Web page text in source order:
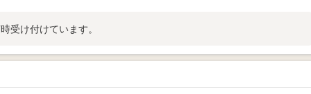
受け付けています。